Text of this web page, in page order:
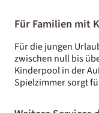
Für Familien mit
Für die jungen
zwischen null bis
Kinderpool in der
Spielzimmer sorgt